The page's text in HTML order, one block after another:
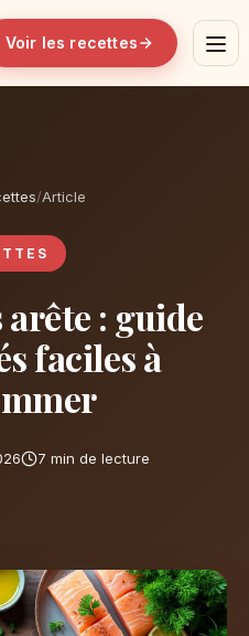
Voir les recettes
/Article
arête : guide
faciles à
7 min de lecture